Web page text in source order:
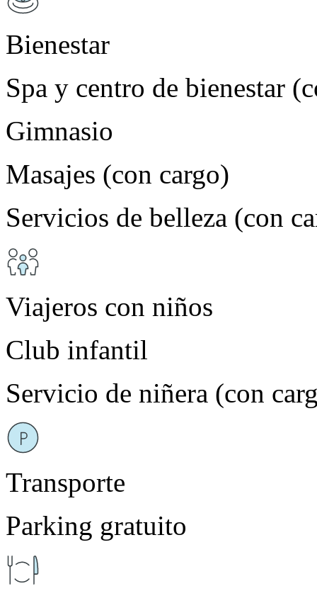
Bienestar
Spa y centro de bienestar
Gimnasio
Masajes (con cargo)
Servicios de belleza (con
Viajeros con niños
Club infantil
Servicio de niñera (con
Transporte
Parking gratuito